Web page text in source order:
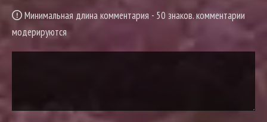
Минимальная длина комментария - 50 знаков. комментарии
модерируются